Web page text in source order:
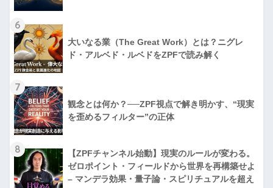
6
大いなる業（The Great Work）とは？ニグレ
ド・アルベド・ルベドをZPFで読み解く
7
観念とは何か？──ZPF視点で解き明かす、“現実
を歪めるフィルター”の正体
8
【ZPFチャンネル始動】現実のルールが変わる。
ゼロポイント・フィールドから世界を再構築せよ
– マンデラ効果・量子論・スピリチュアルを超え